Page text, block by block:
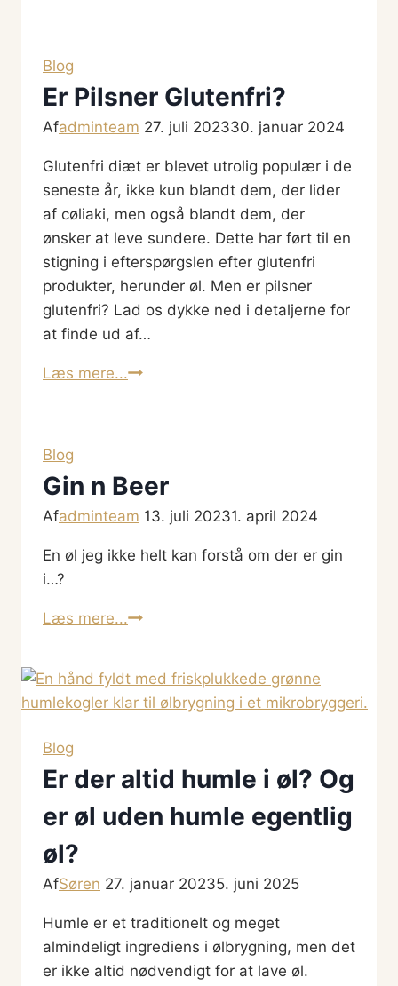
forskelle
Blog
Er Pilsner Glutenfri?
Afadminteam 27. juli 202330. januar 2024
Glutenfri diæt er blevet utrolig populær i de
seneste år, ikke kun blandt dem, der lider
af cøliaki, men også blandt dem, der
ønsker at leve sundere. Dette har ført til en
stigning i efterspørgslen efter glutenfri
produkter, herunder øl. Men er pilsner
glutenfri? Lad os dykke ned i detaljerne for
at finde ud af…
Læs mere...Er
Blog
Gin n Beer
Afadminteam 13. juli 20231. april 2024
En øl jeg ikke helt kan forstå om der er gin
i…?
Læs mere...Gin
Blog
Er der altid humle i øl? Og
er øl uden humle egentlig
øl?
AfSøren 27. januar 20235. juni 2025
Humle er et traditionelt og meget
almindeligt ingrediens i ølbrygning, men det
er ikke altid nødvendigt for at lave øl.